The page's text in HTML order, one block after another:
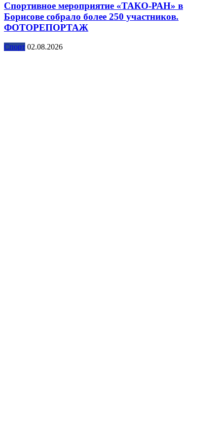
Спортивное мероприятие «ТАКО-РАН» в
Борисове собрало более 250 участников.
ФОТОРЕПОРТАЖ
Спорт 02.08.2026